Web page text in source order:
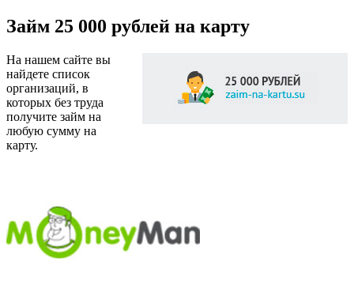
Займ 25 000 рублей на карту
На нашем сайте вы
найдете список
организаций, в
которых без труда
получите займ на
любую сумму на
карту.